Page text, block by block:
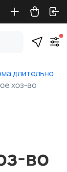
длительно
хоз-во
во